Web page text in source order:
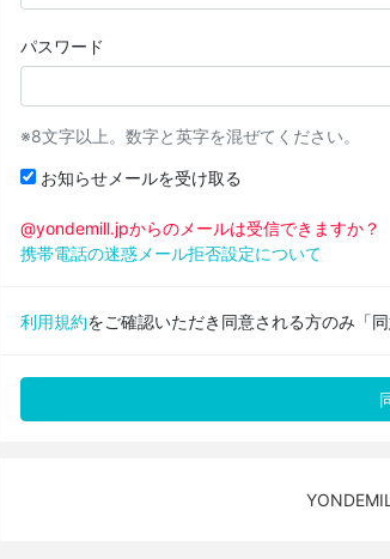
パスワード
※8文字以上。数字と英字を混ぜてください。
お知らせメールを受け取る
@yondemill.jpからのメールは受信できますか？
携帯電話の迷惑メール拒否設定について
利用規約をご確認いただき同意される方のみ「